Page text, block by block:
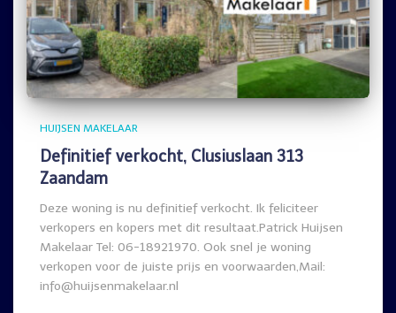
HUIJSEN MAKELAAR
Definitief verkocht, Clusiuslaan 313
Zaandam
Deze woning is nu definitief verkocht. Ik feliciteer
verkopers en kopers met dit resultaat.Patrick Huijsen
Makelaar Tel: 06-18921970. Ook snel je woning
verkopen voor de juiste prijs en voorwaarden,Mail:
info@huijsenmakelaar.nl